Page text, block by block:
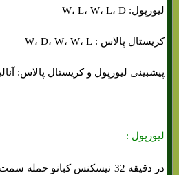
لیورپول: W، L، W، L، D
کریستال پالاس : W، D، W، W، L
پیشبینی لیورپول و کریستال پالاس:
لیورپول :
در دقیقه 32 نیسکنس کبانو